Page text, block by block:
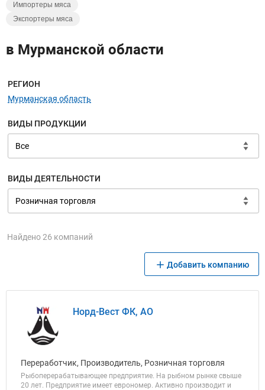
Импортеры мяса
Экспортеры мяса
в Мурманской области
Меню навигации
РЕГИОН
Мурманская область
ВИДЫ ПРОДУКЦИИ
ВИДЫ ДЕЯТЕЛЬНОСТИ
Найдено 26 компаний
Добавить компанию
Норд-Вест ФК, АО
Переработчик, Производитель, Розничная торговля
Рыбоперерабатывающее предприятие. На рыбном рынке свыше
20 лет. Предприятие имеет еврономер. Активно производит и